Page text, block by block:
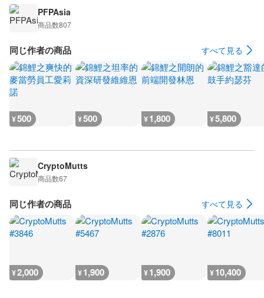
PFPAsia
商品数807
同じ作者の商品 すべて見る
¥500 ¥500 ¥1,800 ¥5,800
CryptoMutts
商品数67
同じ作者の商品 すべて見る
¥2,000 ¥1,900 ¥1,900 ¥10,400